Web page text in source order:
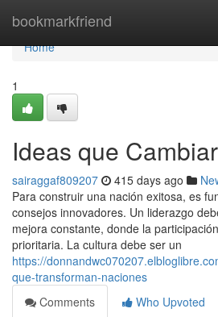
bookmarkfriend
Home
Home
1
Ideas que
sairaggaf809207 415 days ago
Para construir una nación exitosa, es
consejos innovadores. Un liderazgo
mejora constante, donde la
prioritaria. La cultura debe ser un
https://
que-transforman-naciones
Comments
Who Upvoted